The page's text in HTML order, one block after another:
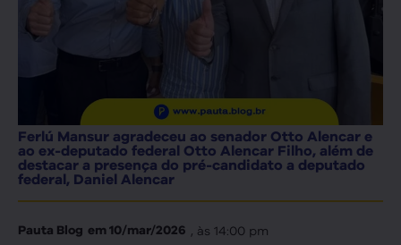
Ferlú Mansur agradeceu ao senador Otto Alencar e
ao ex-deputado federal Otto Alencar Filho, além de
destacar a presença do pré-candidato a deputado
federal, Daniel Alencar
Pauta Blog em10/mar/2026 , às 14:00 pm